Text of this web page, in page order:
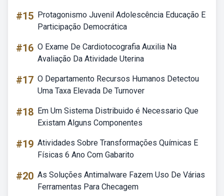
#15 Protagonismo Juvenil Adolescência Educação E
Participação Democrática
#16 O Exame De Cardiotocografia Auxilia Na
Avaliação Da Atividade Uterina
#17 O Departamento Recursos Humanos Detectou
Uma Taxa Elevada De Turnover
#18 Em Um Sistema Distribuido é Necessario Que
Existam Alguns Componentes
#19 Atividades Sobre Transformações Químicas E
Físicas 6 Ano Com Gabarito
#20 As Soluções Antimalware Fazem Uso De Várias
Ferramentas Para Checagem